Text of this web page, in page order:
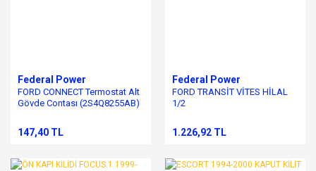
Federal Power
FORD CONNECT Termostat Alt
Gövde Contası (2S4Q8255AB)
147,40 TL
Federal Power
FORD TRANSİT VİTES HİLAL
1/2
1.226,92 TL